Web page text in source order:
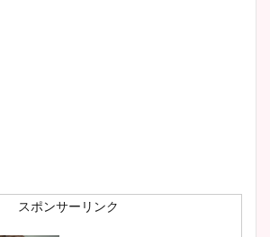
肉も凄い！
スポンサーリンク